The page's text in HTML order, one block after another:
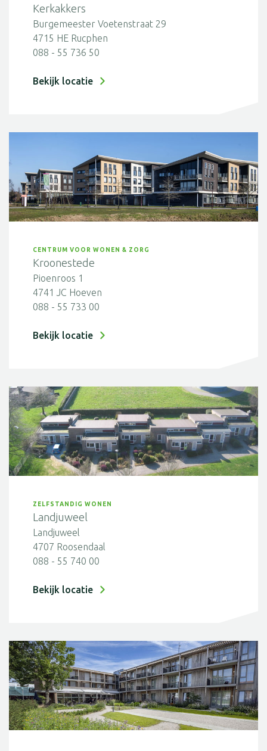
Kerkakkers
Burgemeester Voetenstraat 29
4715 HE Rucphen
088 - 55 736 50
Bekijk locatie
CENTRUM VOOR WONEN & ZORG
Kroonestede
Pioenroos 1
4741 JC Hoeven
088 - 55 733 00
Bekijk locatie
ZELFSTANDIG WONEN
Landjuweel
Landjuweel
4707 Roosendaal
088 - 55 740 00
Bekijk locatie